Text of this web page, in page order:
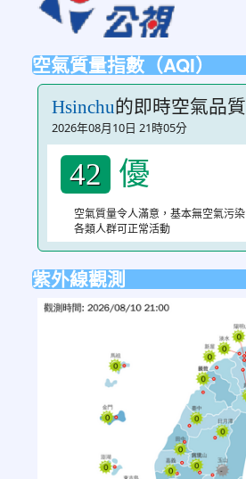
空氣質量指數（AQI）
Hsinchu的即時空氣品質
2026年08月10日 21時05分
42 優
空氣質量令人滿意，基本無空氣污染
各類人群可正常活動
紫外線觀測